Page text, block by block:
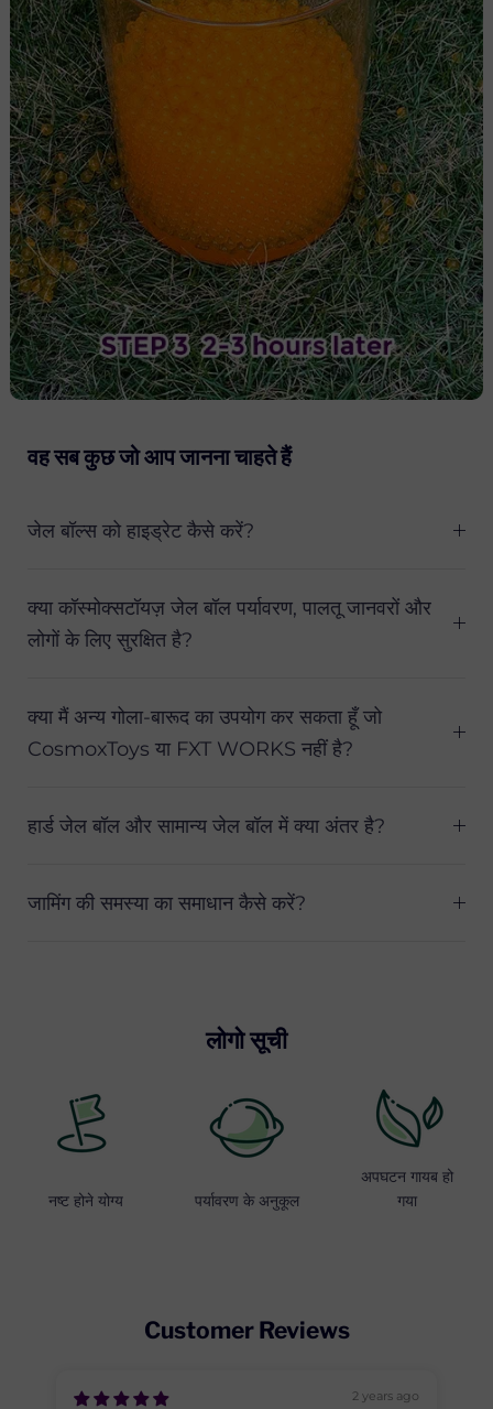
वह सब कुछ जो आप जानना चाहते हैं
जेल बॉल्स को हाइड्रेट कैसे करें?
क्या कॉस्मोक्सटॉयज़ जेल बॉल पर्यावरण, पालतू जानवरों और
लोगों के लिए सुरक्षित है?
क्या मैं अन्य गोला-बारूद का उपयोग कर सकता हूँ जो
CosmoxToys या FXT WORKS नहीं है?
हार्ड जेल बॉल और सामान्य जेल बॉल में क्या अंतर है?
जामिंग की समस्या का समाधान कैसे करें?
लोगो सूची
नष्ट होने योग्य पर्यावरण के अनुकूल
अपघटन गायब हो
गया
Customer Reviews
2 years ago